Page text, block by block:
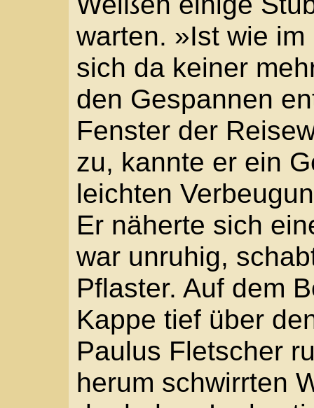
der hohen Lade stieg
Obstkörben auf und
die Seitenwände und
Wirrwarr den Karren.
Einige der Viecher
konnten keine
nicht so groß.
»He, Kerl!«,
verflucht, deckst du
Der Mann war noch
geht es, Herr?«
»Haben wir nicht
Köln?« Paulus
den Körben hinauf.